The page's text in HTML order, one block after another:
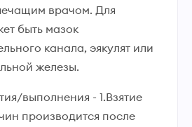
врачом. Для
быть мазок
канала, эякулят или
железы.
выполнения - 1.Взятие
производится после